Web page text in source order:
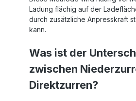
Ladung flächig auf der
durch zusätzliche Anpresskraft
kann.
Was ist der
zwischen
Direktzurren?